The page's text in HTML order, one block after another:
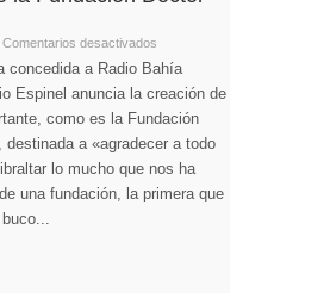
Comentarios desactivados
concedida a Radio Bahía
Espinel anuncia la creación de
como es la Fundación
destinada a «agradecer a todo
lo mucho que nos ha
una fundación, la primera que